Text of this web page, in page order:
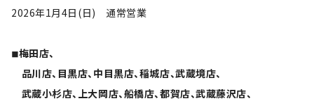
2026年1月4日(日)　通常営業
◾︎梅田店、
品川店、目黒店、中目黒店、稲城店、武蔵境店、
武蔵小杉店、上大岡店、船橋店、都賀店、武蔵藤沢店、